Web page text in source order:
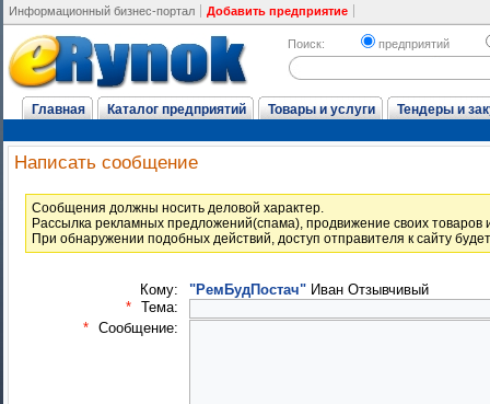
Информационный бизнес-портал Добавить предприятие
Поиск: предприятий
Главная Каталог предприятий Товары и услуги Тендеры и
Написать сообщение
Cообщения должны носить деловой характер.
Рассылка рекламных предложений(спама), продвижение своих товаров
При обнаружении подобных действий, доступ отправителя к сайту
Кому: "РемБудПостач" Иван Отзывчивый
* Тема:
* Сообщение: